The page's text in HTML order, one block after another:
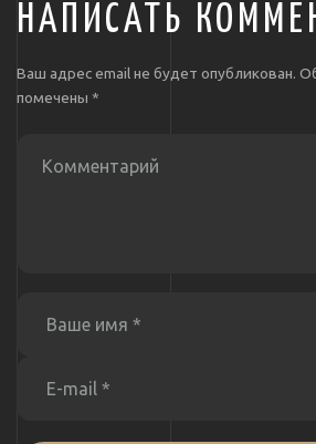
НАПИСАТЬ
Ваш адрес email не будет опубликован.
помечены *